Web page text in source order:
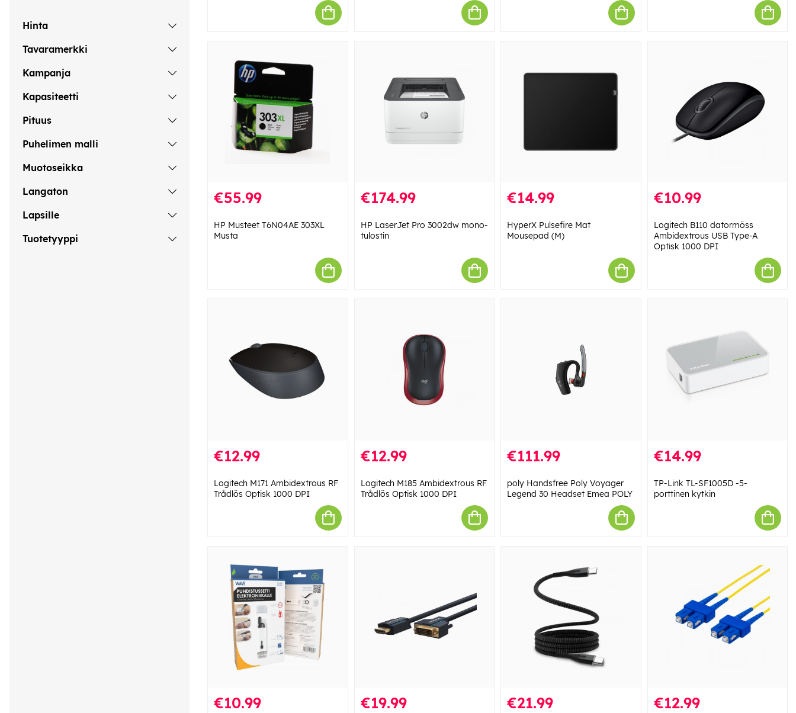
Hinta
Tavaramerkki
Kampanja
Kapasiteetti
Pituus
Puhelimen malli
Muotoseikka
Langaton
Lapsille
Tuotetyyppi
€55.99
HP Musteet T6N04AE 303XL
Musta
€174.99
HP LaserJet Pro 3002dw mono-
tulostin
€14.99
HyperX Pulsefire Mat
Mousepad (M)
€10.99
Logitech B110 datormöss
Ambidextrous USB Type-A
Optisk 1000 DPI
€12.99
Logitech M171 Ambidextrous RF
Trådlös Optisk 1000 DPI
€12.99
Logitech M185 Ambidextrous RF
Trådlös Optisk 1000 DPI
€111.99
poly Handsfree Poly Voyager
Legend 30 Headset Emea POLY
€14.99
TP-Link TL-SF1005D -5-
porttinen kytkin
€10.99 €19.99 €21.99 €12.99